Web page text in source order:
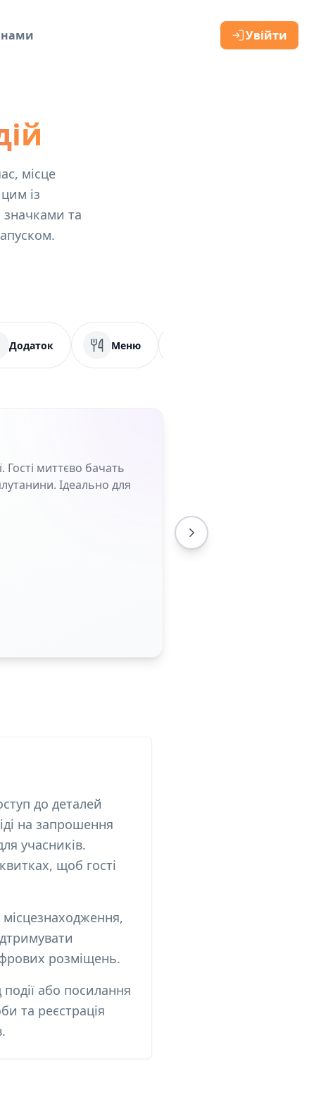
нами Увійти
місце
із
та
Додаток Меню
Гості миттєво бачать
Ідеально для
до деталей
на запрошення
учасників.
щоб гості
місцезнаходження,
розміщень.
події або посилання
та реєстрація